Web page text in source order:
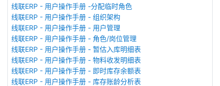
线联ERP - 用户操作手册 -分配临时角色
线联ERP - 用户操作手册 - 组织架构
线联ERP - 用户操作手册 - 用户管理
线联ERP - 用户操作手册 - 角色/岗位管理
线联ERP - 用户操作手册 - 暂估入库明细表
线联ERP - 用户操作手册 - 物料收发明细表
线联ERP - 用户操作手册 - 即时库存余额表
线联ERP - 用户操作手册 - 库存账龄分析表